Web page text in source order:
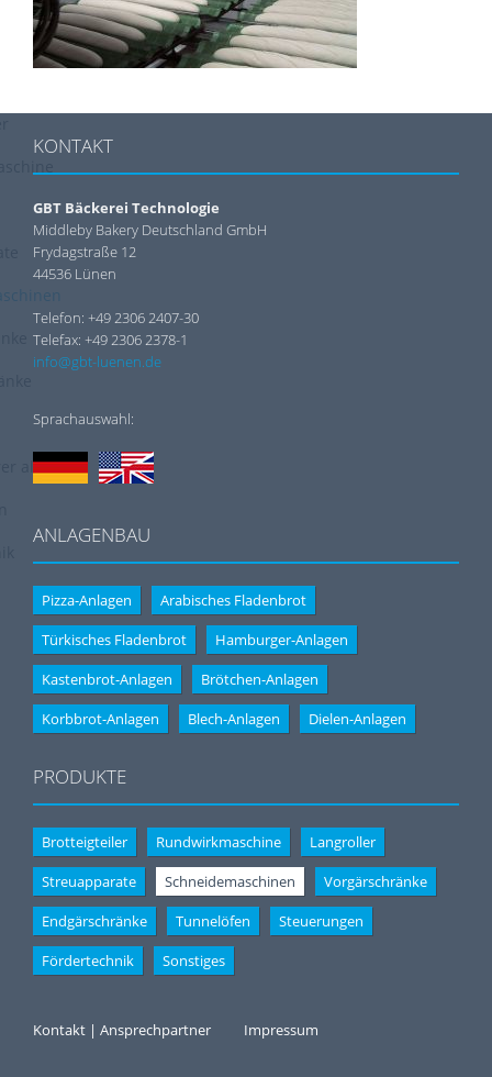
als
KONTAKT
GBT Bäckerei Technologie
Middleby Bakery Deutschland GmbH
Frydagstraße 12
44536 Lünen
Telefon: +49 2306 2407-30
Telefax: +49 2306 2378-1
info@gbt-luenen.de
Sprachauswahl:
ANLAGENBAU
Pizza-Anlagen
Arabisches Fladenbrot
Türkisches Fladenbrot
Hamburger-Anlagen
Kastenbrot-Anlagen
Brötchen-Anlagen
Korbbrot-Anlagen
Blech-Anlagen Dielen-Anlagen
PRODUKTE
Brotteigteiler Rundwirkmaschine
Langroller
Streuapparate
Schneidemaschinen
Vorgärschränke
Endgärschränke
Tunnelöfen
Steuerungen
Fördertechnik
Sonstiges
Kontakt | Ansprechpartner Impressum